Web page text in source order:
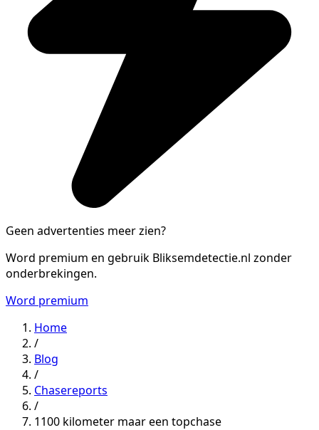
Geen advertenties meer zien?
Word premium en gebruik Bliksemdetectie.nl zonder
onderbrekingen.
Word premium
Home
/
Blog
/
Chasereports
/
1100 kilometer maar een topchase